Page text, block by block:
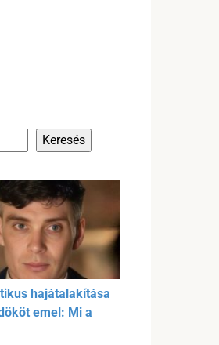
Keresés
hajátalakítása
emel: Mi a